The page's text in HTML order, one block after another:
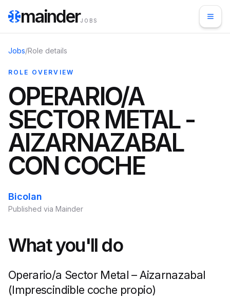
mainderJOBS
Jobs/Role details
ROLE OVERVIEW
OPERARIO/A
SECTOR METAL -
AIZARNAZABAL
CON COCHE
Bicolan
Published via Mainder
What you'll do
Operario/a Sector Metal – Aizarnazabal
(Imprescindible coche propio)